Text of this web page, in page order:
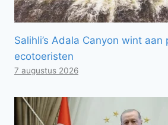
Salihli’s Adala Canyon wint
ecotoeristen
7 augustus 2026